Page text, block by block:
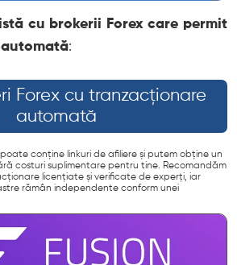
cu brokerii Forex care permit
:
Forex cu tranzacționare
automată
conține linkuri de afiliere și putem obține un
costuri suplimentare pentru tine. Recomandăm
licențiate și verificate de experți, iar
rămân independente conform unei